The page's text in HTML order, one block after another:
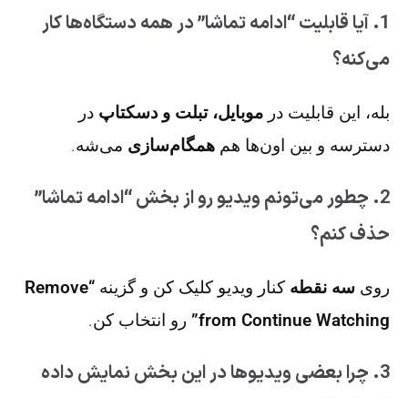
1. آیا قابلیت “ادامه تماشا” در همه دستگاه‌ها کار
می‌کنه؟
بله، این قابلیت در موبایل، تبلت و دسکتاپ در
دسترسه و بین اون‌ها هم همگام‌سازی می‌شه.
2. چطور می‌تونم ویدیو رو از بخش “ادامه تماشا”
حذف کنم؟
روی سه نقطه کنار ویدیو کلیک کن و گزینه “Remove
from Continue Watching”
رو انتخاب کن.
3. چرا بعضی ویدیوها در این بخش نمایش داده